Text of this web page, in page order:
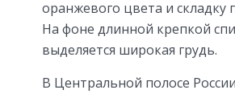
оранжевого цвета и складку
На фоне длинной крепкой
выделяется широкая грудь.
В Центральной полосе